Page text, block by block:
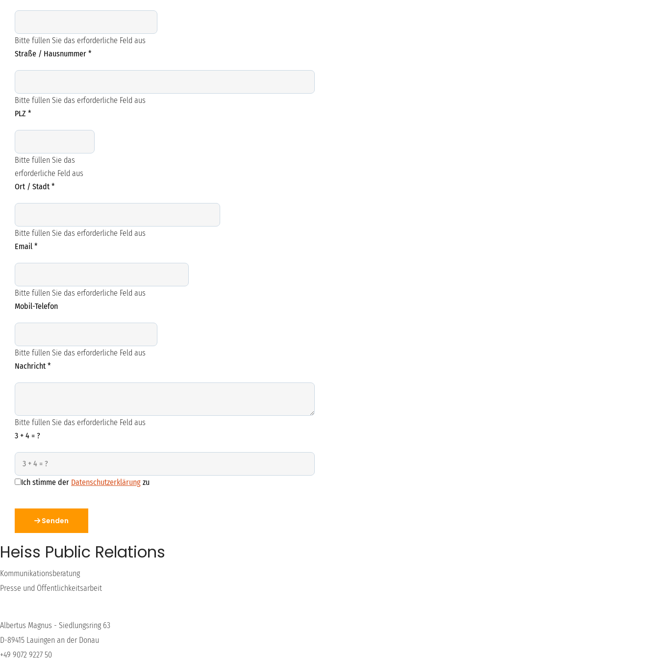
Bitte füllen Sie das erforderliche Feld aus
Straße / Hausnummer *
Bitte füllen Sie das erforderliche Feld aus
PLZ *
Bitte füllen Sie das
erforderliche Feld aus
Ort / Stadt *
Bitte füllen Sie das erforderliche Feld aus
Email *
Bitte füllen Sie das erforderliche Feld aus
Mobil-Telefon
Bitte füllen Sie das erforderliche Feld aus
Nachricht *
Bitte füllen Sie das erforderliche Feld aus
3 + 4 = ?
Ich stimme der Datenschutzerklärung zu
Senden
Heiss Public Relations
Kommunikationsberatung
Presse und Öffentlichkeitsarbeit
Albertus Magnus - Siedlungsring 63
D-89415 Lauingen an der Donau
+49 9072 9227 50